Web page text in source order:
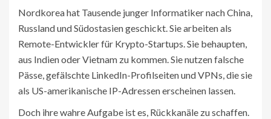
Nordkorea hat Tausende junger Informatiker nach China,
Russland und Südostasien geschickt. Sie arbeiten als
Remote-Entwickler für Krypto-Startups. Sie behaupten,
aus Indien oder Vietnam zu kommen. Sie nutzen falsche
Pässe, gefälschte LinkedIn-Profilseiten und VPNs, die sie
als US-amerikanische IP-Adressen erscheinen lassen.
Doch ihre wahre Aufgabe ist es, Rückkanäle zu schaffen.